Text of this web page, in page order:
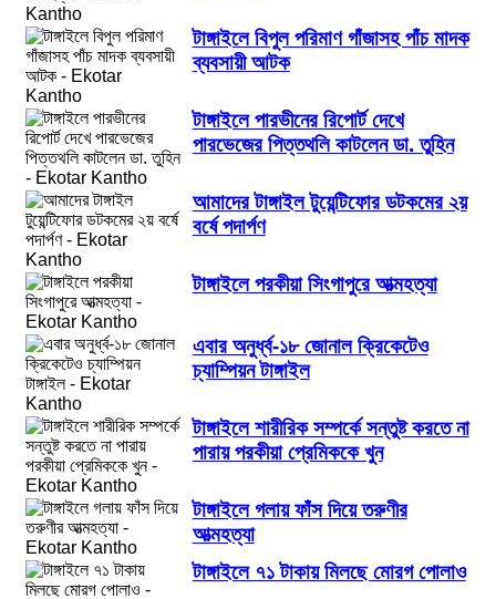
টাঙ্গাইলে বিপুল পরিমাণ গাঁজাসহ পাঁচ মাদক
ব্যবসায়ী আটক
টাঙ্গাইলে পারভীনের রিপোর্ট দেখে
পারভেজের পিত্তথলি কাটলেন ডা. তুহিন
আমাদের টাঙ্গাইল টুয়েন্টিফোর ডটকমের ২য়
বর্ষে পদার্পণ
টাঙ্গাইলে পরকীয়া সিংগাপুরে আত্মহত্যা
এবার অনুর্ধ্ব-১৮ জোনাল ক্রিকেটেও
চ্যাম্পিয়ন টাঙ্গাইল
টাঙ্গাইলে শারীরিক সম্পর্কে সন্তুষ্ট করতে না
পারায় পরকীয়া প্রেমিককে খুন
টাঙ্গাইলে গলায় ফাঁস দিয়ে তরুণীর
আত্মহত্যা
টাঙ্গাইলে ৭১ টাকায় মিলছে মোরগ পোলাও